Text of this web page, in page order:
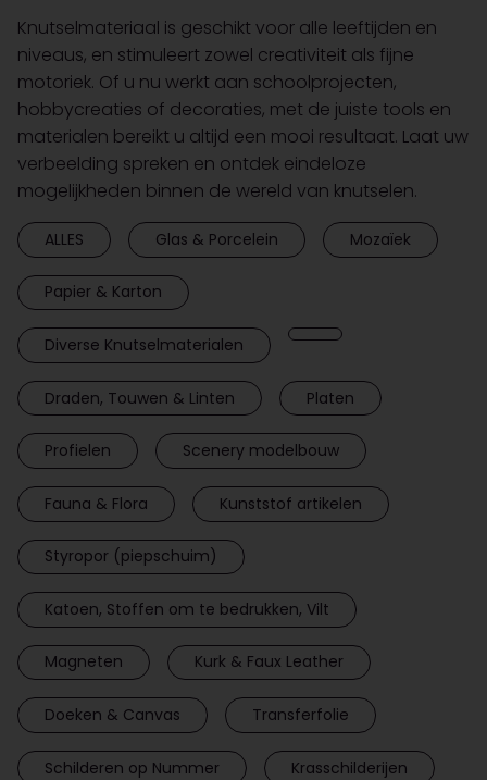
Knutselmateriaal is geschikt voor alle leeftijden en
niveaus, en stimuleert zowel creativiteit als fijne
motoriek. Of u nu werkt aan schoolprojecten,
hobbycreaties of decoraties, met de juiste tools en
materialen bereikt u altijd een mooi resultaat. Laat uw
verbeelding spreken en ontdek eindeloze
mogelijkheden binnen de wereld van knutselen.
ALLES Glas & Porcelein Mozaïek
Papier & Karton
Diverse Knutselmaterialen
Draden, Touwen & Linten Platen
Profielen Scenery modelbouw
Fauna & Flora Kunststof artikelen
Styropor (piepschuim)
Katoen, Stoffen om te bedrukken, Vilt
Magneten Kurk & Faux Leather
Doeken & Canvas Transferfolie
Schilderen op Nummer Krasschilderijen